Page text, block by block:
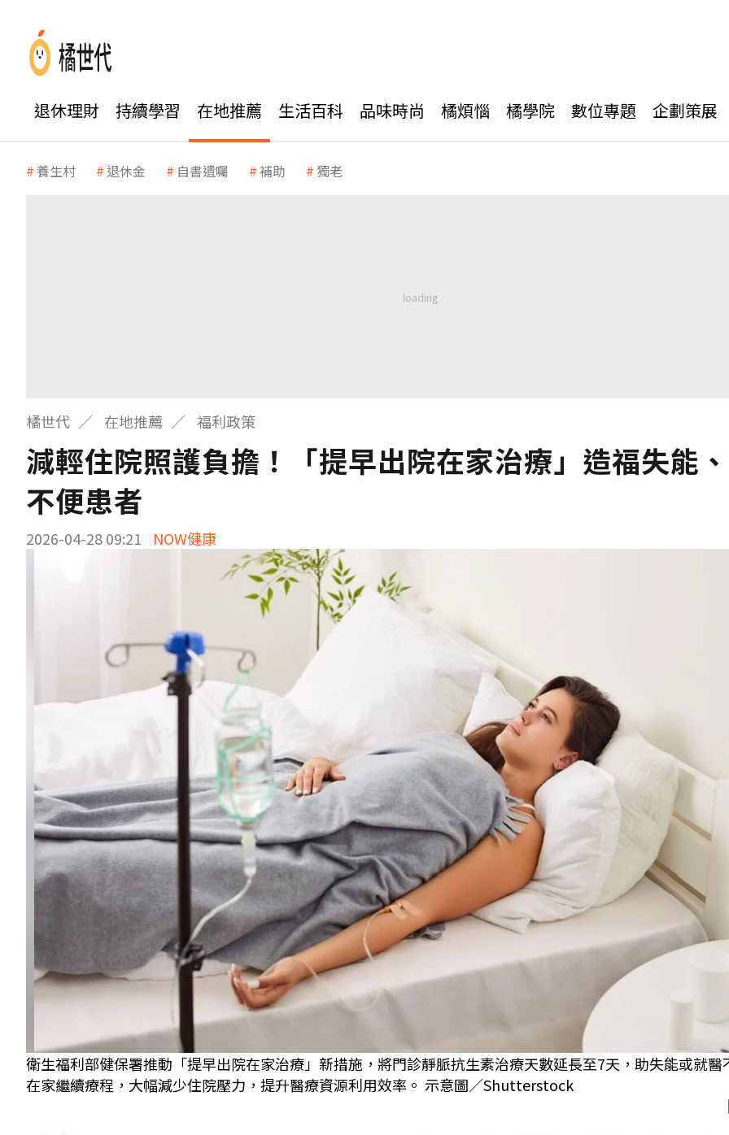
退休理財 持續學習 在地推薦 生活百科 品味時尚 橘煩惱 橘學院 數位專題 企劃策展
養生村 退休金 自書遺囑 補助 獨老
橘世代 在地推薦 福利政策
減輕住院照護負擔！「提早出院在家治療」造福失能
不便患者
2026-04-28 09:21 NOW健康
衛生福利部健保署推動「提早出院在家治療」新措施，將門診靜脈抗生素治療天數延長至7天，助失能或就醫
在家繼續療程，大幅減少住院壓力，提升醫療資源利用效率。 示意圖／Shutterstock